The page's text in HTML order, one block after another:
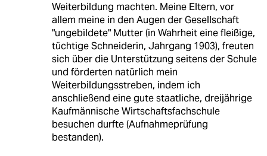
Weiterbildung machten. Meine Eltern, vor
allem meine in den Augen der Gesellschaft
"ungebildete" Mutter (in Wahrheit eine fleißige,
tüchtige Schneiderin, Jahrgang 1903), freuten
sich über die Unterstützung seitens der Schule
und förderten natürlich mein
Weiterbildungsstreben, indem ich
anschließend eine gute staatliche, dreijährige
Kaufmännische Wirtschaftsfachschule
besuchen durfte (Aufnahmeprüfung
bestanden).